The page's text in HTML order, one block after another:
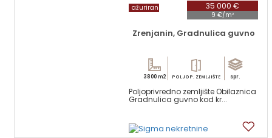
35 000 €
9 €/m²
ažuriran
Zrenjanin, Gradnulica guvno
3800 m2 POLJOP. ZEMLJIŠTE spr.
Poljoprivredno zemljište Obilaznica
Gradnulica guvno kod kr...